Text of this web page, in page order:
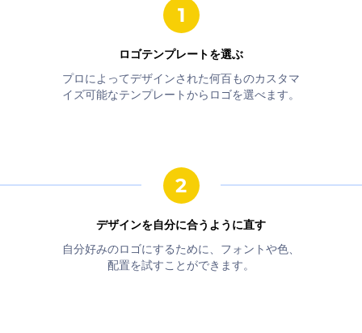
ロゴテンプレートを選ぶ
プロによってデザインされた何百ものカスタマ
イズ可能なテンプレートからロゴを選べます。
デザインを自分に合うように直す
自分好みのロゴにするために、フォントや色、
配置を試すことができます。